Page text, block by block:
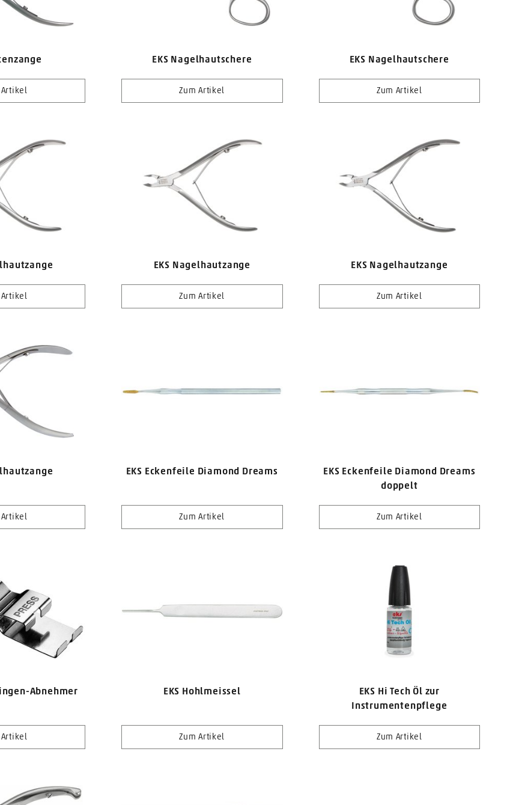
EKS Nagelhautschere
Zum Artikel
EKS Nagelhautschere
Zum Artikel
Artikel
EKS Nagelhautzange
Zum Artikel
EKS Nagelhautzange
Zum Artikel
EKS Eckenfeile Diamond Dreams
Zum Artikel
EKS Eckenfeile Diamond Dreams
doppelt
Zum Artikel
Abnehmer
Artikel
EKS Hohlmeissel
Zum Artikel
EKS Hi Tech Öl zur
Instrumentenpflege
Zum Artikel